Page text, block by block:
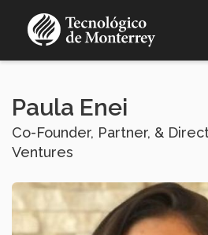
contenido
Paula Enei
Co-Founder, Partner, &
Ventures